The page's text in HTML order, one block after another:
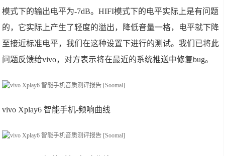
模式下的输出电平为-7dB。HIFI模式下的电平实际上是有问题
的，它实际上产生了轻度的溢出，降低音量一格，电平就下降
至接近标准电平，我们在这种设置下进行的测试。我们已将此
问题反馈给vivo，对方表示将在最近的系统推送中修复bug。
vivo Xplay6 智能手机-频响曲线